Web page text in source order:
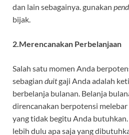
dan lain sebagainya. gunakan
bijak.
2.Merencanakan Perbelanjaan
Salah satu momen Anda
sebagian duitgaji Anda adalah
berbelanja bulanan. Belanja
direncanakan berpotensi
yang tidak begitu Anda
lebih dulu apa saja yang